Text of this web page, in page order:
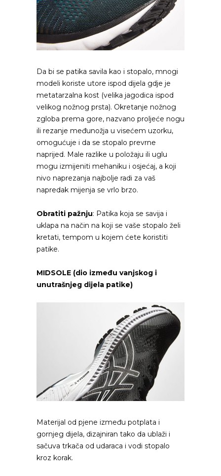
Da bi se patika savila kao i stopalo, mnogi
modeli koriste utore ispod dijela gdje je
metatarzalna kost (velika jagodica ispod
velikog nožnog prsta). Okretanje nožnog
zgloba prema gore, nazvano proljeće nogu
ili rezanje međunožja u visećem uzorku,
omogućuje i da se stopalo prevrne
naprijed. Male razlike u položaju ili uglu
mogu izmijeniti mehaniku i osjećaj, a koji
nivo naprezanja najbolje radi za vaš
napredak mijenja se vrlo brzo.
Obratiti pažnju: Patika koja se savija i
uklapa na način na koji se vaše stopalo želi
kretati, tempom u kojem ćete koristiti
patike.
MIDSOLE (dio između vanjskog i
unutrašnjeg dijela patike)
Materijal od pjene između potplata i
gornjeg dijela, dizajniran tako da ublaži i
sačuva trkača od udaraca i vodi stopalo
kroz korak.